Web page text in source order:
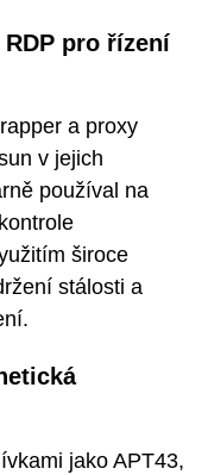
pro řízení
a proxy
v jejich
používal na
široce
stálosti a
jako APT43,